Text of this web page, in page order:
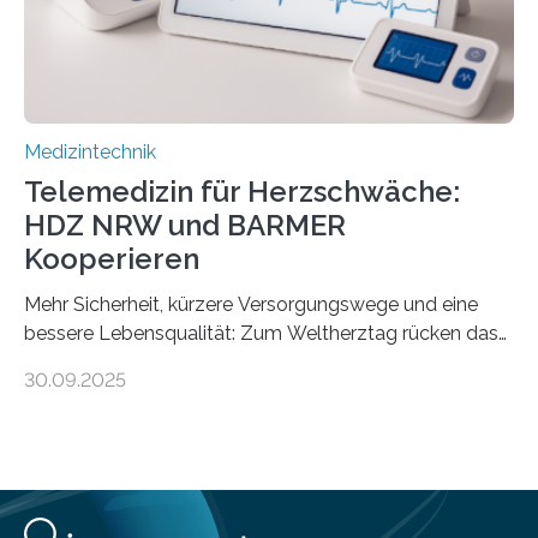
Medizintechnik
Telemedizin für Herzschwäche:
HDZ NRW und BARMER
Kooperieren
Mehr Sicherheit, kürzere Versorgungswege und eine
bessere Lebensqualität: Zum Weltherztag rücken das
Oeynhausen, und die BARMER die Bedürfnisse von
Rund vier Millionen Menschen in Deutschland leiden an
30.09.2025